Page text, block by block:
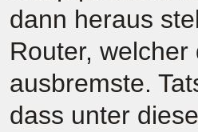
dann heraus
Router,
ausbremste.
dass unter